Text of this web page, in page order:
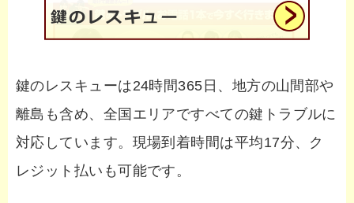
鍵のレスキューは24時間365日、地方の山間部や
離島も含め、全国エリアですべての鍵トラブルに
対応しています。現場到着時間は平均17分、ク
レジット払いも可能です。